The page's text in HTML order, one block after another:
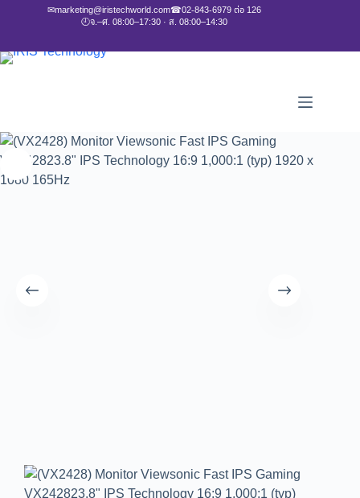
✉marketing@iristechworld.com☎02-843-6979 ต่อ 126
🕘จ.–ศ. 08:00–17:30 · ส. 08:00–14:30